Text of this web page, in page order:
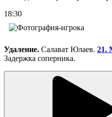
18:30
Удаление. Салават Юлаев. 21.
Задержка соперника.